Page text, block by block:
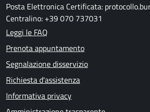
Posta Elettronica Certificata:
Centralino: +39 070 737031
Leggi le FAQ
Prenota appuntamento
Segnalazione disservizio
Richiesta d'assistenza
Informativa privacy